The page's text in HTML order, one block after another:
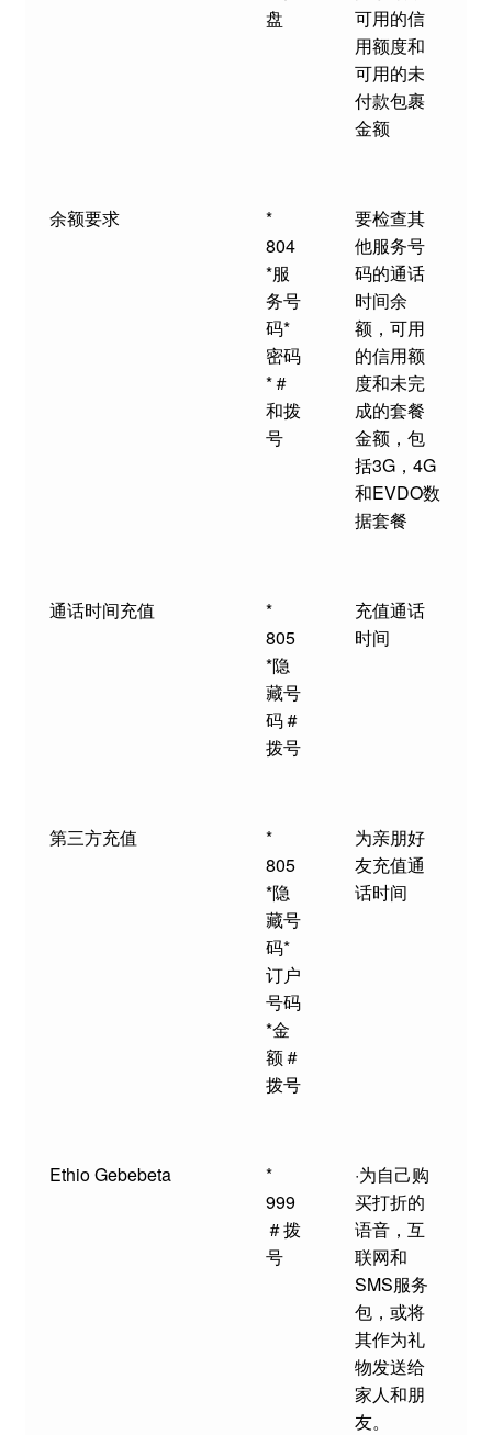
盘
可用的信
用额度和
可用的未
付款包裹
金额
余额要求
*
804
*服
务号
码*
密码
*＃
和拨
号
要检查其
他服务号
码的通话
时间余
额，可用
的信用额
度和未完
成的套餐
金额，包
括3G，4G
和EVDO数
据套餐
通话时间充值
*
805
*隐
藏号
码＃
拨号
充值通话
时间
第三方充值
*
805
*隐
藏号
码*
订户
号码
*金
额＃
拨号
为亲朋好
友充值通
话时间
Ethio Gebebeta
*
999
＃拨
号
·为自己购
买打折的
语音，互
联网和
SMS服务
包，或将
其作为礼
物发送给
家人和朋
友。